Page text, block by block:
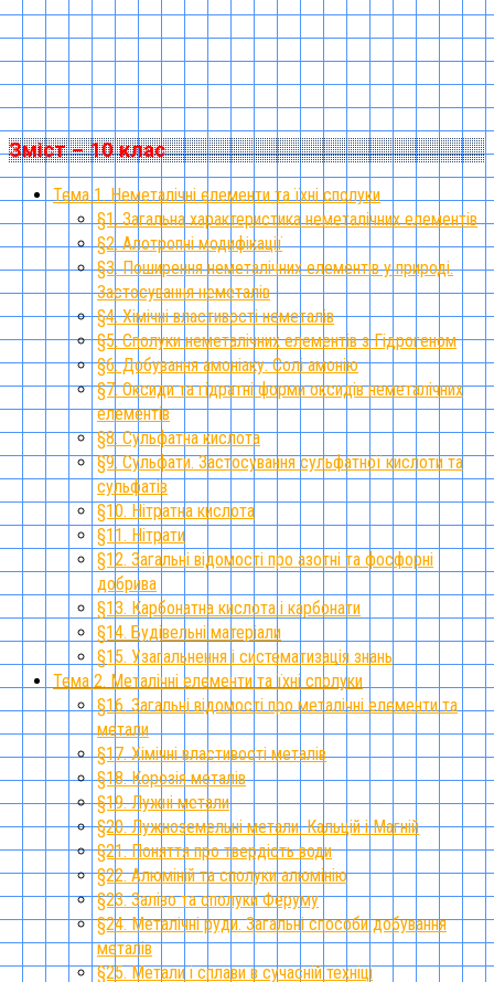
Зміст – 10 клас
Тема 1. Неметалічні елементи та їхні сполуки
§1. Загальна характеристика неметалічних елементів
§2. Алотропні модифікації
§3. Поширення неметалічних елементів у природі.
Застосування неметалів
§4. Хімічні властивості неметалів
§5. Сполуки неметалічних елементів з Гідрогеном
§6. Добування амоніаку. Солі амонію
§7. Оксиди та гідратні форми оксидів неметалічних
елементів
§8. Сульфатна кислота
§9. Сульфати. Застосування сульфатної кислоти та
сульфатів
§10. Нітратна кислота
§11. Нітрати
§12. Загальні відомості про азотні та фосфорні
добрива
§13. Карбонатна кислота і карбонати
§14. Будівельні матеріали
§15. Узагальнення і систематизація знань
Тема 2. Металічні елементи та їхні сполуки
§16. Загальні відомості про металічні елементи та
метали
§17. Хімічні властивості металів
§18. Корозія металів
§19. Лужні метали
§20. Лужноземельні метали. Кальцій і Магній
§21. Поняття про твердість води
§22. Алюміній та сполуки алюмінію
§23. Залізо та сполуки Феруму
§24. Металічні руди. Загальні способи добування
металів
§25. Метали і сплави в сучасній техніці